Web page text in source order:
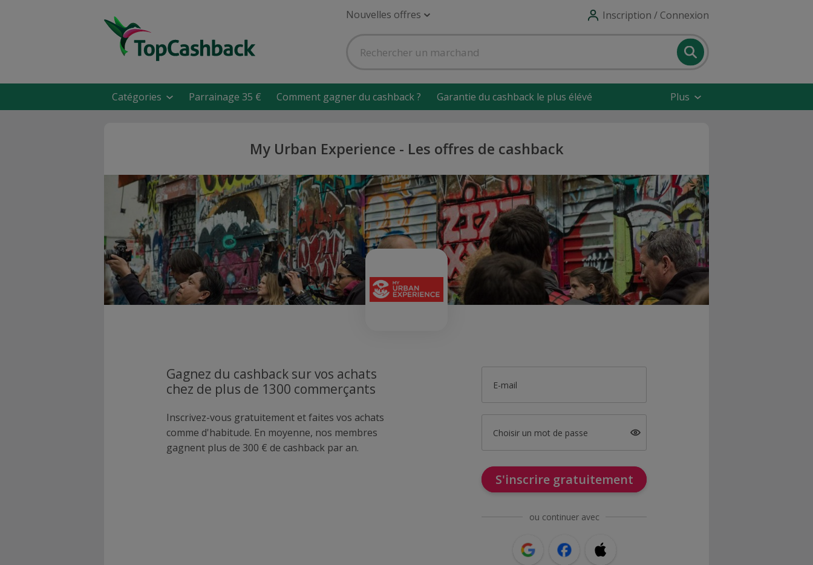
Nouvelles offres Inscription / Connexion
Catégories Parrainage 35 € Comment gagner du cashback ? Garantie du cashback le plus élévé Plus
My Urban Experience - Les offres de cashback
Gagnez du cashback sur vos achats
chez de plus de 1300 commerçants
Inscrivez-vous gratuitement et faites vos achats
comme d'habitude. En moyenne, nos membres
gagnent plus de 300 € de cashback par an.
E-mail
Choisir un mot de passe
S'inscrire gratuitement
ou continuer avec